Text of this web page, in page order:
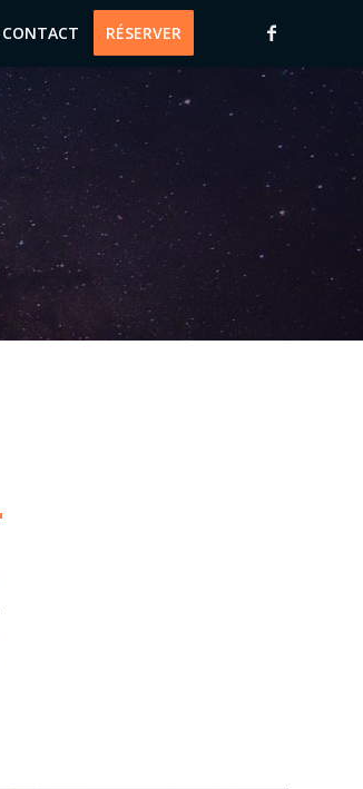
CONTACT RÉSERVER